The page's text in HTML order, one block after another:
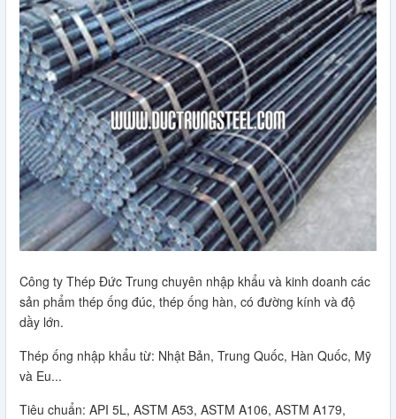
Công ty Thép Đức Trung chuyên nhập khẩu và kinh doanh các
sản phẩm thép ống đúc, thép ống hàn, có đường kính và độ
dầy lớn.
Thép ống nhập khẩu từ: Nhật Bản, Trung Quốc, Hàn Quốc, Mỹ
và Eu...
Tiêu chuẩn: API 5L, ASTM A53, ASTM A106, ASTM A179,